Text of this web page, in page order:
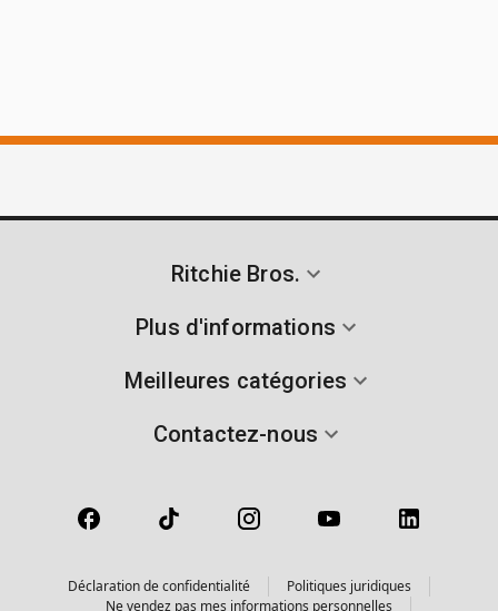
Ritchie Bros.
Plus d'informations
Meilleures catégories
Contactez-nous
Déclaration de confidentialité
Politiques juridiques
Ne vendez pas mes informations personnelles